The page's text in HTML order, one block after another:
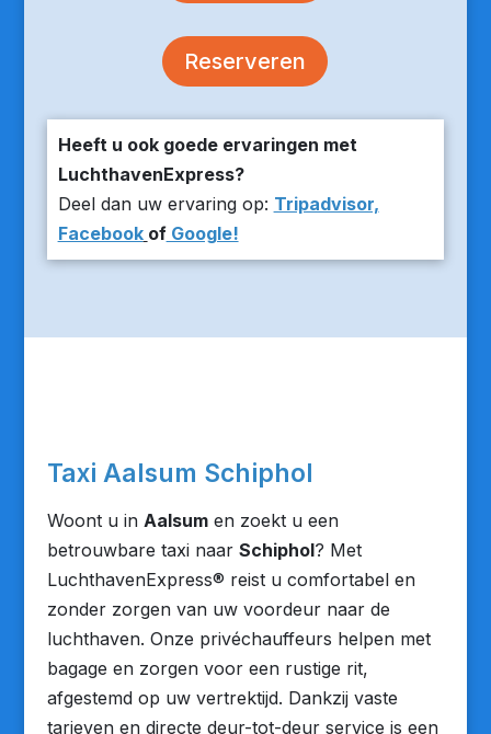
Reserveren
Heeft u ook goede ervaringen met
LuchthavenExpress?
Deel dan uw ervaring op: Tripadvisor,
Facebook ofGoogle!
Taxi Aalsum Schiphol
Woont u in Aalsumen zoekt u een
betrouwbare taxi naar Schiphol? Met
LuchthavenExpress® reist u comfortabel en
zonder zorgen van uw voordeur naar de
luchthaven. Onze privéchauffeurs helpen met
bagage en zorgen voor een rustige rit,
afgestemd op uw vertrektijd. Dankzij vaste
tarieven en directe deur-tot-deur service is een